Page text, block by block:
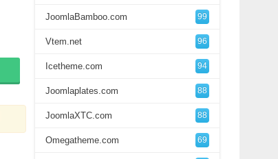
JoomlaBamboo.com 99
Vtem.net 96
Icetheme.com 94
Joomlaplates.com 88
JoomlaXTC.com 88
Omegatheme.com 69